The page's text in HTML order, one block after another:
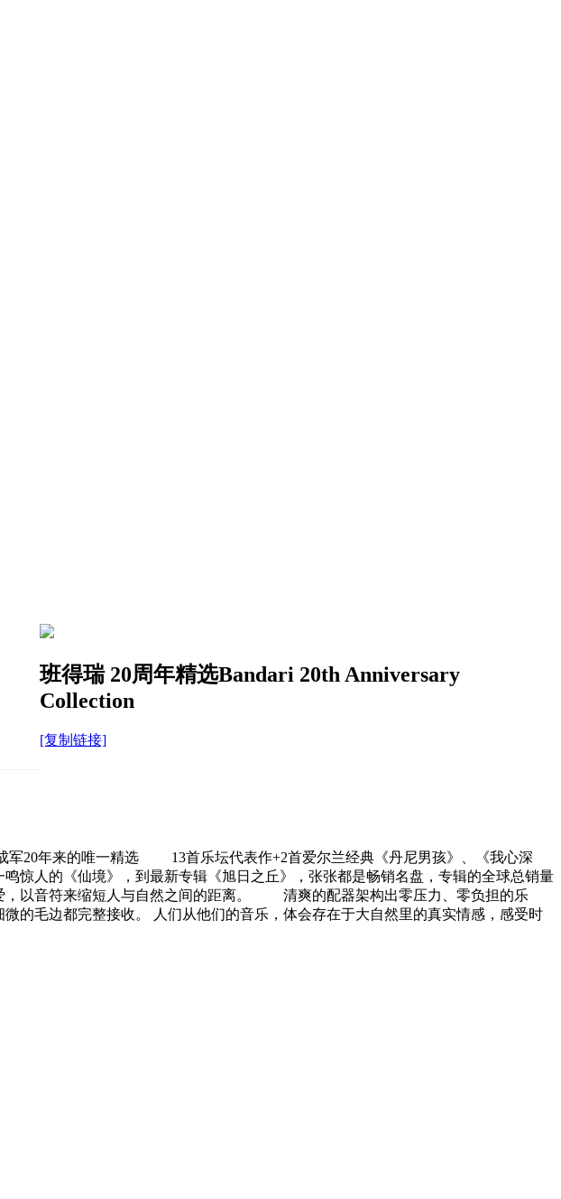
班得瑞 20周年精选Bandari 20th Anniversary
Collection
[复制链接]
成军20年来的唯一精选 13首乐坛代表作+2首爱尔兰经典《丹尼男孩》、《我心深
惊人的《仙境》，到最新专辑《旭日之丘》，张张都是畅销名盘，专辑的全球总销量
，以音符来缩短人与自然之间的距离。 清爽的配器架构出零压力、零负担的乐
的毛边都完整接收。 人们从他们的音乐，体会存在于大自然里的真实情感，感受时